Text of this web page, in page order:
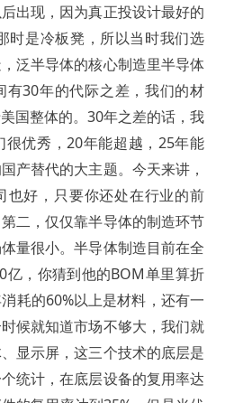
出现，因为真正投设计最好的
时是冷板凳，所以当时我们选
泛半导体的核心制造里半导体
有30年的代际之差，我们的材
国整体的。30年之差的话，我
优秀，20年能超越，25年能
产替代的大主题。今天来讲，
也好，只要你还处在行业的前
二，仅仅靠半导体的制造环节
量很小。半导体制造目前在全
亿，你猜到他的BOM单里算折
耗的60%以上是材料，还有一
候就知道市场不够大，我们就
显示屏，这三个技术的底层是
统计，在底层设备的复用率达